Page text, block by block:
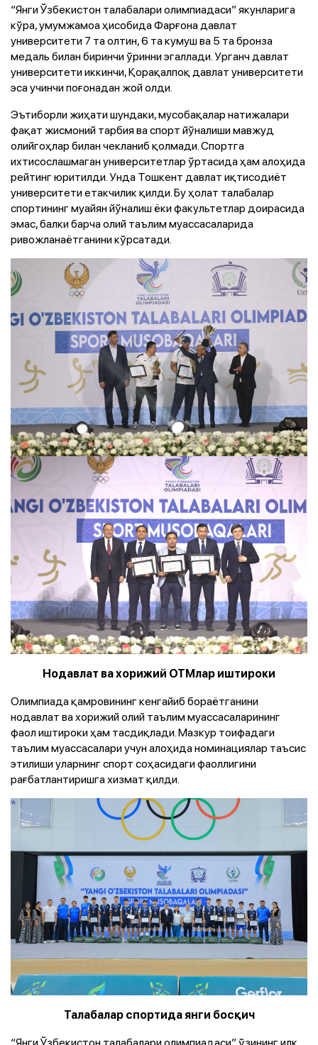
“Янги Ўзбекистон талабалари олимпиадаси” якунларига
кўра, умумжамоа ҳисобида Фарғона давлат
университети 7 та олтин, 6 та кумуш ва 5 та бронза
медаль билан биринчи ўринни эгаллади. Урганч давлат
университети иккинчи, Қорақалпоқ давлат университети
эса учинчи поғонадан жой олди.
Эътиборли жиҳати шундаки, мусобақалар натижалари
фақат жисмоний тарбия ва спорт йўналиши мавжуд
олийгоҳлар билан чекланиб қолмади. Спортга
ихтисослашмаган университетлар ўртасида ҳам алоҳида
рейтинг юритилди. Унда Тошкент давлат иқтисодиёт
университети етакчилик қилди. Бу ҳолат талабалар
спортининг муайян йўналиш ёки факультетлар доирасида
эмас, балки барча олий таълим муассасаларида
ривожланаётганини кўрсатади.
Нодавлат ва хорижий ОТМлар иштироки
Олимпиада қамровининг кенгайиб бораётганини
нодавлат ва хорижий олий таълим муассасаларининг
фаол иштироки ҳам тасдиқлади. Мазкур тоифадаги
таълим муассасалари учун алоҳида номинациялар таъсис
этилиши уларнинг спорт соҳасидаги фаоллигини
рағбатлантиришга хизмат қилди.
Талабалар спортида янги босқич